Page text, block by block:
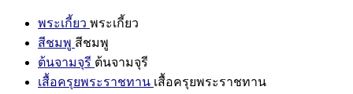
พระเกี้ยว พระเกี้ยว
สีชมพู สีชมพู
ต้นจามจุรี ต้นจามจุรี
เสื้อครุยพระราชทาน เสื้อครุยพระราชทาน